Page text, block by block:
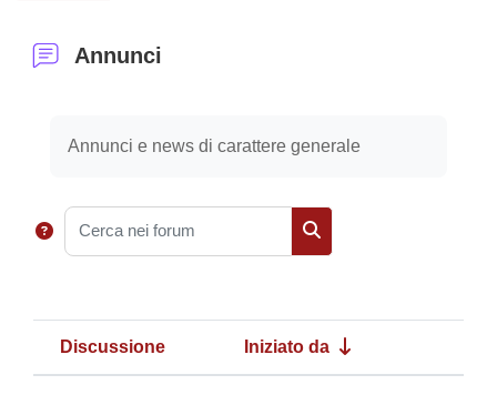
Annunci
Annunci e news di carattere generale
Cerca nei forum
Cerca nei forum
Stato
Discussione Iniziato da